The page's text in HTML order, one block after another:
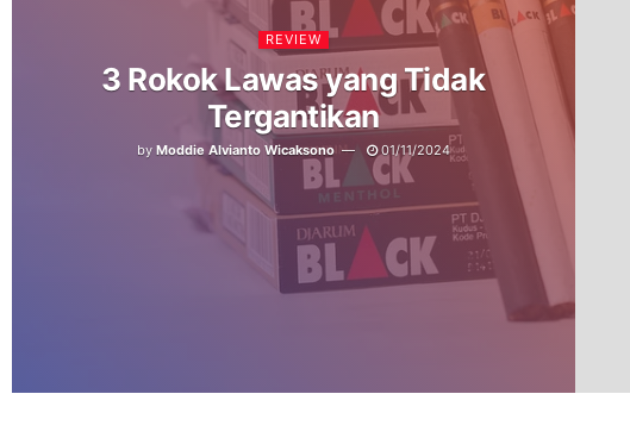
REVIEW
3 Rokok Lawas yang Tidak
Tergantikan
by Moddie Alvianto Wicaksono 01/11/2024